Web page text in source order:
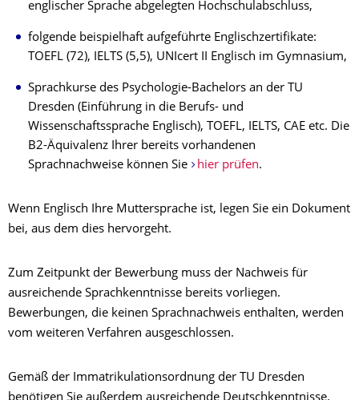
englischer Sprache abgelegten Hochschulabschluss,
folgende beispielhaft aufgeführte Englischzertifikate:
TOEFL (72), IELTS (5,5), UNIcert II Englisch im Gymnasium,
Sprachkurse des Psychologie-Bachelors an der TU
Dresden (Einführung in die Berufs- und
Wissenschaftssprache Englisch), TOEFL, IELTS, CAE etc. Die
B2-Äquivalenz Ihrer bereits vorhandenen
Sprachnachweise können Sie
hier prüfen.
Wenn Englisch Ihre Muttersprache ist, legen Sie ein Dokument
bei, aus dem dies hervorgeht.
Zum Zeitpunkt der Bewerbung muss der Nachweis für
ausreichende Sprachkenntnisse bereits vorliegen.
Bewerbungen, die keinen Sprachnachweis enthalten, werden
vom weiteren Verfahren ausgeschlossen.
Gemäß der Immatrikulationsordnung der TU Dresden